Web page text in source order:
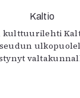
Kaltio
kulttuurilehti